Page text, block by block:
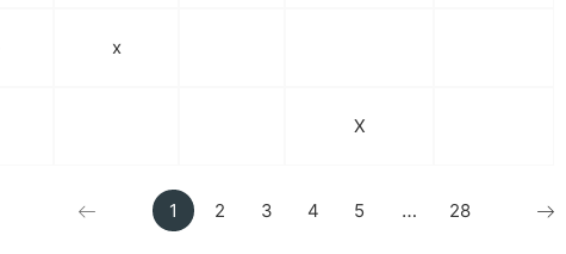
x
X
1 2 3 4 5 … 28